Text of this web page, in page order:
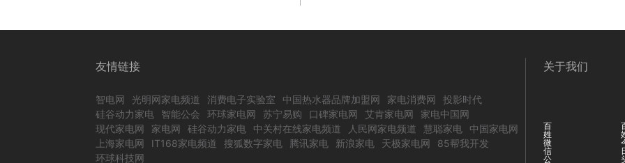
友情链接
智电网 光明网家电频道 消费电子实验室 中国热水器品牌加盟网 家电消费网
投影时代
硅谷动力家电
智能公会 环球家电网 苏宁易购 口碑家电网 艾肯家电网
家电中国网
现代家电网
家电网 硅谷动力家电 中关村在线家电频道 人民网家电频道 慧聪家电
中国家电网
上海家电网
IT168家电频道 搜狐数字家电 腾讯家电 新浪家电 天极家电网
85帮我开发
环球科技网
关于我们
百
姓
微
信
公